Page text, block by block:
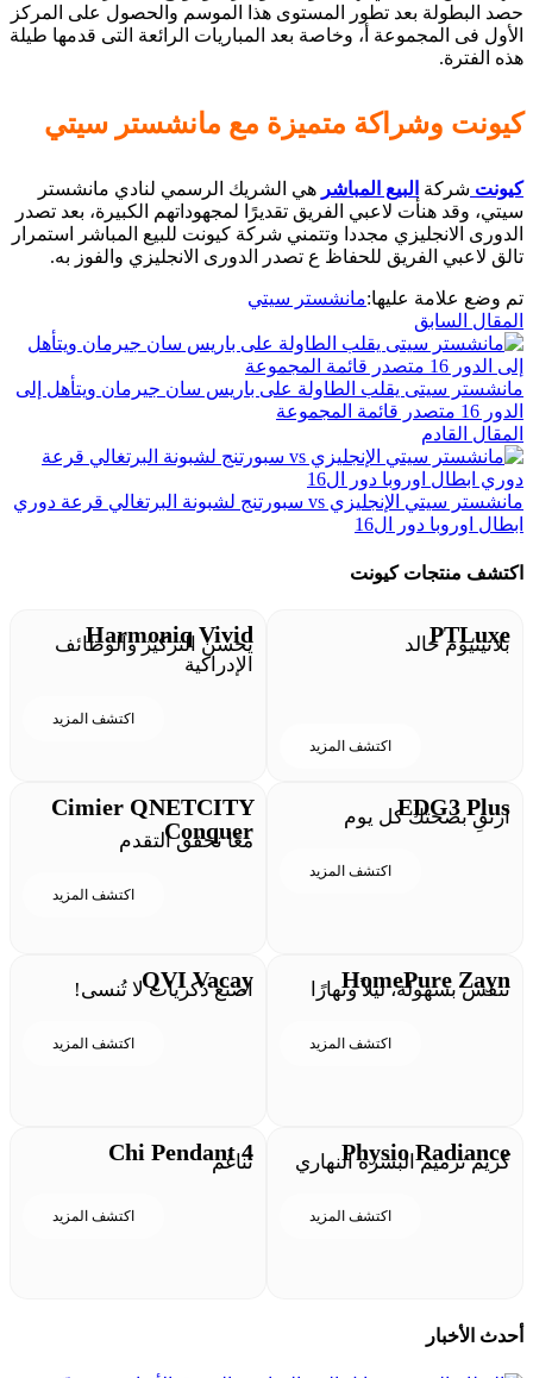
حصد البطولة بعد تطور المستوى هذا الموسم والحصول على المركز
الأول فى المجموعة أ، وخاصة بعد المباريات الرائعة التى قدمها طيلة
هذه الفترة.
كيونت وشراكة متميزة مع مانشستر سيتي
كيونت شركة البيع المباشر هي الشريك الرسمي لنادي مانشستر
سيتي، وقد هنأت لاعبي الفريق تقديرًا لمجهوداتهم الكبيرة، بعد تصدر
الدورى الانجليزي مجددا وتتمني شركة كيونت للبيع المباشر استمرار
تالق لاعبي الفريق للحفاظ ع تصدر الدورى الانجليزي والفوز به.
تم وضع علامة عليها:مانشستر سيتي
المقال السابق
مانشستر سيتى يقلب الطاولة على باريس سان جيرمان ويتأهل إلى
الدور 16 متصدر قائمة المجموعة
المقال القادم
مانشستر سيتي الإنجليزي vs سبورتنج لشبونة البرتغالي قرعة دوري
ابطال اوروبا دور ال16
اكتشف منتجات كيونت
PTLuxe
بلاتينيوم خالد
اكتشف المزيد
Harmoniq Vivid
يحسن التركيز والوظائف
الإدراكية
اكتشف المزيد
EDG3 Plus
ارتقِ بصحتك كل يوم
اكتشف المزيد
Cimier QNETCITY
Conquer
معًا نحقق التقدم
اكتشف المزيد
HomePure Zayn
تنفس بسهولة، ليلاً ونهارًا
اكتشف المزيد
QVI Vacay
اصنع ذكريات لا تُنسى!
اكتشف المزيد
Physio Radiance
كريم ترميم البشرة النهاري
اكتشف المزيد
Chi Pendant 4
تناغم
اكتشف المزيد
أحدث الأخبار